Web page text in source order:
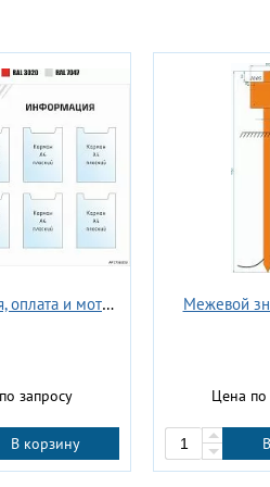
Дорожный знак индивидуального проектирования - Проход запрещен, обход. Стрелка налево
запросу
В корзину
Цена по